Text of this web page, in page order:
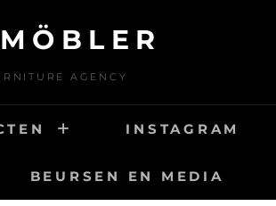
AGENCY
INSTAGRAM
BEURSEN EN MEDIA